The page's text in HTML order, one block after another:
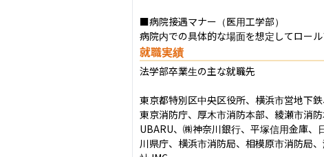
■病院接遇マナー（医用工学部）
病院内での具体的な場面を想定してロー
就職実績
法学部卒業生の主な就職先
東京都特別区中央区役所、横浜市営地下
東京消防庁、厚木市消防本部、綾瀬市消
UBARU、㈱神奈川銀行、平塚信用金庫
川県庁、横浜市消防局、相模原市消防局